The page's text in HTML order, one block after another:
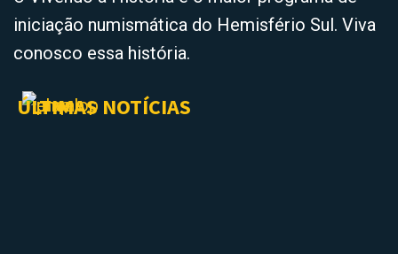
iniciação numismática do Hemisfério Sul. Viva
conosco essa história.
ÚLTIMAS NOTÍCIAS